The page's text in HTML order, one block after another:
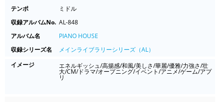
テンポ
ミドル
収録アルバムNo. AL-848
アルバム名
PIANO HOUSE
収録シリーズ名
メインライブラリーシリーズ（AL）
イメージ
エネルギッシュ/高揚感/和風/美しさ/華麗/優雅/力強さ/壮
大/CM/ドラマ/オープニング/イベント/アニメ/ゲーム/アプ
リ